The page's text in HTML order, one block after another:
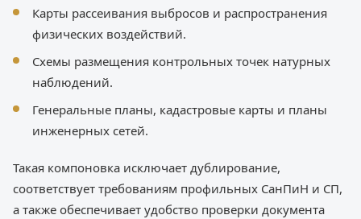
Карты рассеивания выбросов и распространения
физических воздействий.
Схемы размещения контрольных точек натурных
наблюдений.
Генеральные планы, кадастровые карты и планы
инженерных сетей.
Такая компоновка исключает дублирование,
соответствует требованиям профильных СанПиН и СП,
а также обеспечивает удобство проверки документа